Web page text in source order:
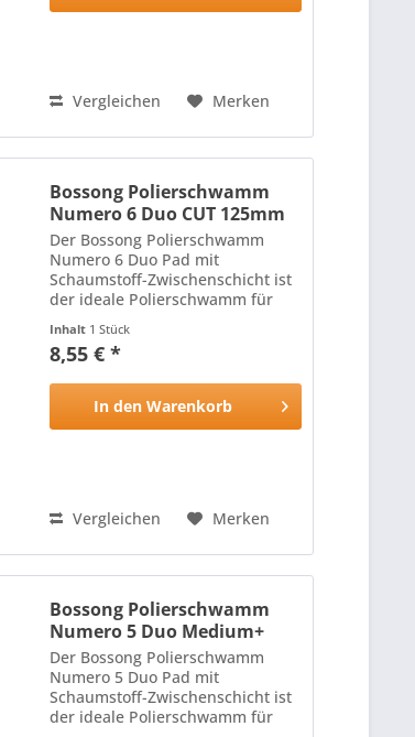
Vergleichen Merken
Bossong Polierschwamm
Numero 6 Duo CUT 125mm
Der Bossong Polierschwamm
Numero 6 Duo Pad mit
Schaumstoff-Zwischenschicht ist
der ideale Polierschwamm für
hitzebeständige Oberfläche des
Polierschwamms mit
schneidenden Eigenschaften
wird durch die...
Inhalt 1 Stück
8,55 € *
In den Warenkorb
Vergleichen Merken
Bossong Polierschwamm
Numero 5 Duo Medium+
125mm
Der Bossong Polierschwamm
Numero 5 Duo Pad mit
Schaumstoff-Zwischenschicht ist
der ideale Polierschwamm für